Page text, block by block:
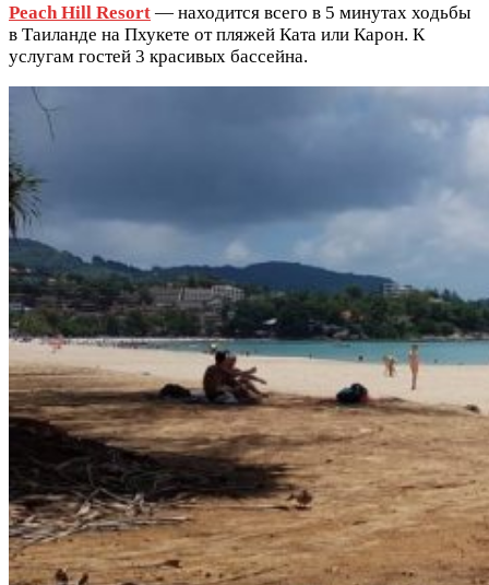
Peach Hill Resort — находится всего в 5 минутах ходьбы
в Таиланде на Пхукете от пляжей Ката или Карон. К
услугам гостей 3 красивых бассейна.